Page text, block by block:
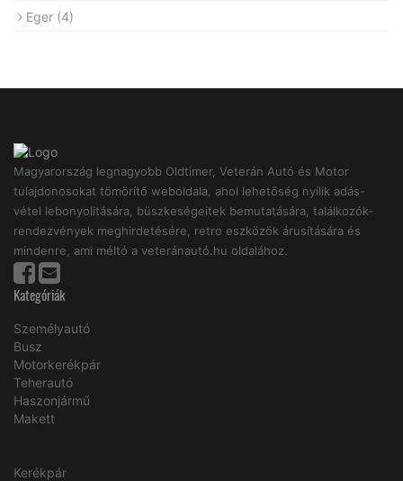
Eger (4)
Magyarország legnagyobb Oldtimer, Veterán Autó és Motor
tulajdonosokat tömörítő weboldala, ahol lehetőség nyílik adás-
vétel lebonyolitására, büszkeségeitek bemutatására, találkozók-
rendezvények meghirdetésére, retro eszközök árusítására és
mindenre, ami méltó a veteránautó.hu oldalához.
Kategóriák
Személyautó
Busz
Motorkerékpár
Teherautó
Haszonjármű
Makett
Kerékpár